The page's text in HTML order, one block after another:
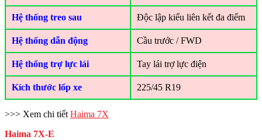
Hệ thống treo sau Độc lập kiểu liên kết đa điểm
Hệ thống dẫn động Cầu trước / FWD
Hệ thống trợ lực lái Tay lái trợ lực điện
Kích thước lốp xe 225/45 R19
>>> Xem chi tiết Haima 7X
Haima 7X-E